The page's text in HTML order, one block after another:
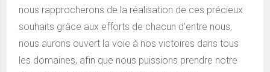
nous rapprocherons de la réalisation de ces précieux
souhaits grâce aux efforts de chacun d’entre nous,
nous aurons ouvert la voie à nos victoires dans tous
les domaines, afin que nous puissions prendre notre